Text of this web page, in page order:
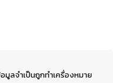
มูลจำเป็นถูกทำเครื่องหมาย